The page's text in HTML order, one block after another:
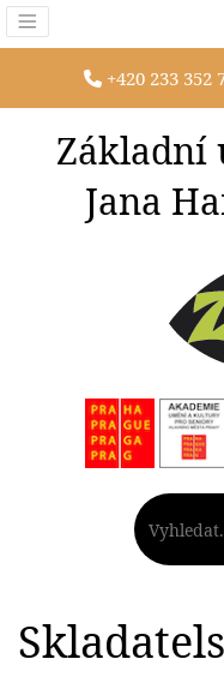
+420 233 352
Základní
Jana